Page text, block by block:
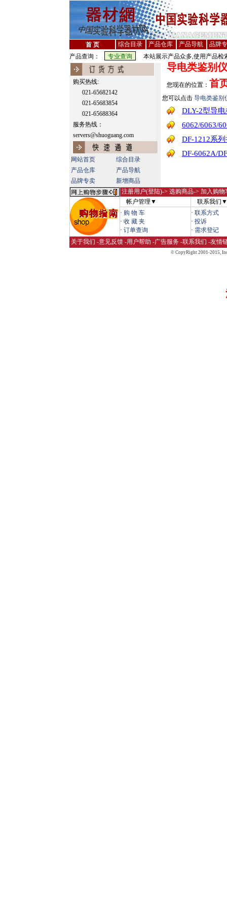
首 页 综合目录 产品仓库 产品导航
品牌
产品查询：
本站展示产品众多,使用产品检
购买热线:
021-65682142
021-65683854
021-65688364
服务热线：
servers@shuoguang.com
网站首页
综合目录
产品仓库
产品导航
品牌专卖
新增商品
导电类鉴别仪
您现在的位置： 首
您可以点击 导电类鉴别
DLY-2型导
6062/6063/
DF-1212系
DF-6062A/
注册用户(登陆)-> 选购商品-> 加入购
帐户管理▼
联系我们▼
· 购 物 车
· 收 藏 夹
· 订单查询
· 联系方式
· 投诉
· 需求登记
关于我们 -意见反馈 -用户帮助 -广告服务 -联系我们 -友情
© CopyRight 2001-2015,